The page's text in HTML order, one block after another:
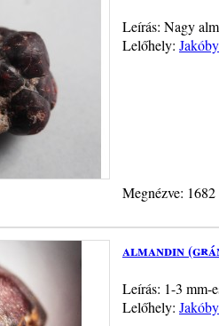
Leírás: Nagy
Lelőhely:
Megnézve:
almandin
Leírás: 1-3 mm-
Lelőhely: